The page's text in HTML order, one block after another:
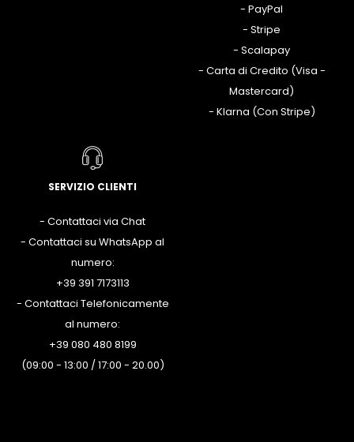
- PayPal
- Stripe
- Scalapay
- Carta di Credito (Visa -
Mastercard)
- Klarna (Con Stripe)
SERVIZIO CLIENTI
- Contattaci via Chat
- Contattaci su WhatsApp al
numero:
+39 391 7173113
- Contattaci Telefonicamente
al numero:
+39 080 480 8199
(09:00 - 13:00 / 17:00 - 20.00)